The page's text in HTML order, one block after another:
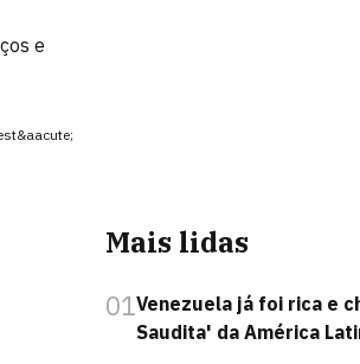
e
Mais lidas
01Venezuela já foi rica e
Saudita' da América